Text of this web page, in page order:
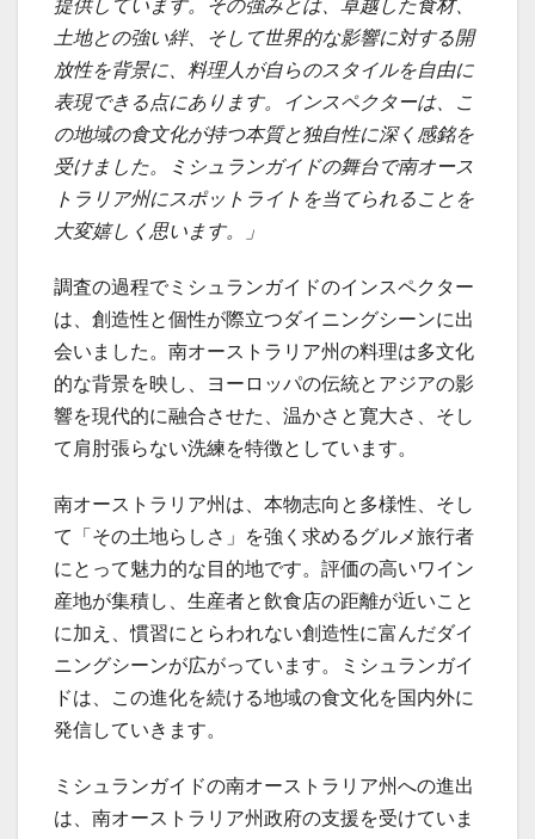
提供しています。その強みとは、卓越した食材、
土地との強い絆、そして世界的な影響に対する開
放性を背景に、料理人が自らのスタイルを自由に
表現できる点にあります。インスペクターは、こ
の地域の食文化が持つ本質と独自性に深く感銘を
受けました。ミシュランガイドの舞台で南オース
トラリア州にスポットライトを当てられることを
大変嬉しく思います。」
調査の過程でミシュランガイドのインスペクター
は、創造性と個性が際立つダイニングシーンに出
会いました。南オーストラリア州の料理は多文化
的な背景を映し、ヨーロッパの伝統とアジアの影
響を現代的に融合させた、温かさと寛大さ、そし
て肩肘張らない洗練を特徴としています。
南オーストラリア州は、本物志向と多様性、そし
て「その土地らしさ」を強く求めるグルメ旅行者
にとって魅力的な目的地です。評価の高いワイン
産地が集積し、生産者と飲食店の距離が近いこと
に加え、慣習にとらわれない創造性に富んだダイ
ニングシーンが広がっています。ミシュランガイ
ドは、この進化を続ける地域の食文化を国内外に
発信していきます。
ミシュランガイドの南オーストラリア州への進出
は、南オーストラリア州政府の支援を受けていま